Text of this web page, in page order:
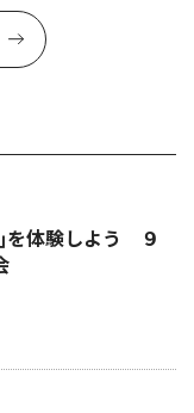
を体験しよう ９